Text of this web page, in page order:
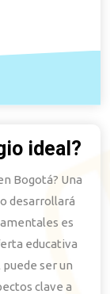
ideal?
Bogotá? Una
desarrollará
es
educativa
ser un
clave a